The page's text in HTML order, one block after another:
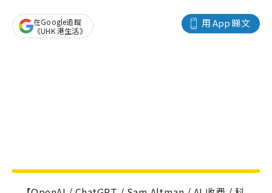
用 App 睇文
在Google追蹤
《UHK 港生活》